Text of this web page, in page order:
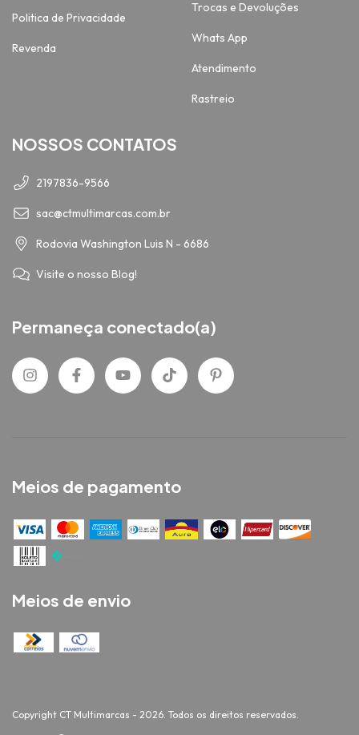
Politica de Privacidade
Revenda
Trocas e Devoluções
Whats App
Atendimento
Rastreio
NOSSOS CONTATOS
2197836-9566
sac@ctmultimarcas.com.br
Rodovia Washington Luis N - 6686
Visite o nosso Blog!
Permaneça conectado(a)
Meios de pagamento
Meios de envio
Copyright CT Multimarcas - 2026. Todos os direitos reservados.